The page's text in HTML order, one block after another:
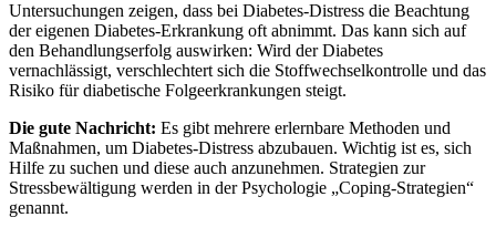
Untersuchungen zeigen, dass bei Diabetes-Distress die Beachtung
der eigenen Diabetes-Erkrankung oft abnimmt. Das kann sich auf
den Behandlungserfolg auswirken: Wird der Diabetes
vernachlässigt, verschlechtert sich die Stoffwechselkontrolle und das
Risiko für diabetische Folgeerkrankungen steigt.
Die gute Nachricht: Es gibt mehrere erlernbare Methoden und
Maßnahmen, um Diabetes-Distress abzubauen. Wichtig ist es, sich
Hilfe zu suchen und diese auch anzunehmen. Strategien zur
Stressbewältigung werden in der Psychologie „Coping-Strategien“
genannt.